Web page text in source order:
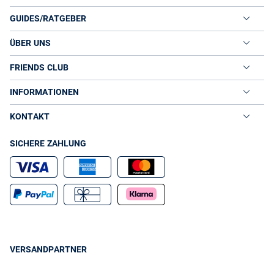
GUIDES/RATGEBER
ÜBER UNS
FRIENDS CLUB
INFORMATIONEN
KONTAKT
SICHERE ZAHLUNG
VERSANDPARTNER